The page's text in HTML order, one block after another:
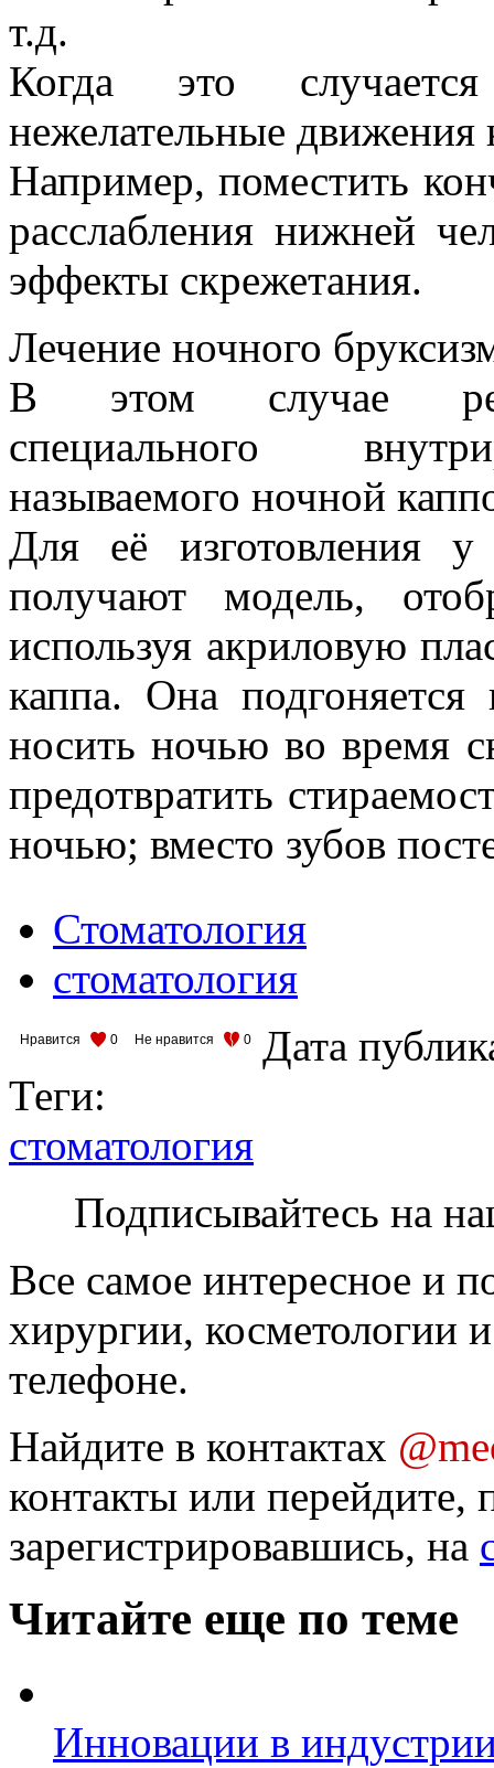
т.д.
Когда это
нежелательные
Например, поместить
расслабления нижней
эффекты скрежетания.
Лечение ночного
В этом случае
специального
называемого ночной
Для её изготовления
получают модель,
используя акриловую
каппа. Она
носить ночью во время
предотвратить
ночью; вместо зубов
Стоматология
стоматология
Нравится 0 Не нравится 0
Дата
Теги:
стоматология
Подписывайтесь на
Все самое интересное и
хирургии, косметологии
телефоне.
Найдите в контактах
контакты или перейдите,
зарегистрировавшись, на
Читайте еще по теме
Инновации в